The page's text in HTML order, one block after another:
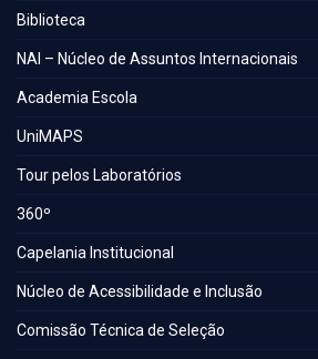
Biblioteca
NAI – Núcleo de Assuntos Internacionais
Academia Escola
UniMAPS
Tour pelos Laboratórios
360º
Capelania Institucional
Núcleo de Acessibilidade e Inclusão
Comissão Técnica de Seleção